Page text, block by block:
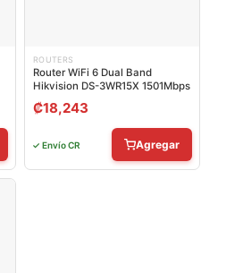
ROUTERS
Router WiFi 6 Dual Band
Hikvision DS-3WR15X 1501Mbps
₡18,243
✓ Envío CR Agregar